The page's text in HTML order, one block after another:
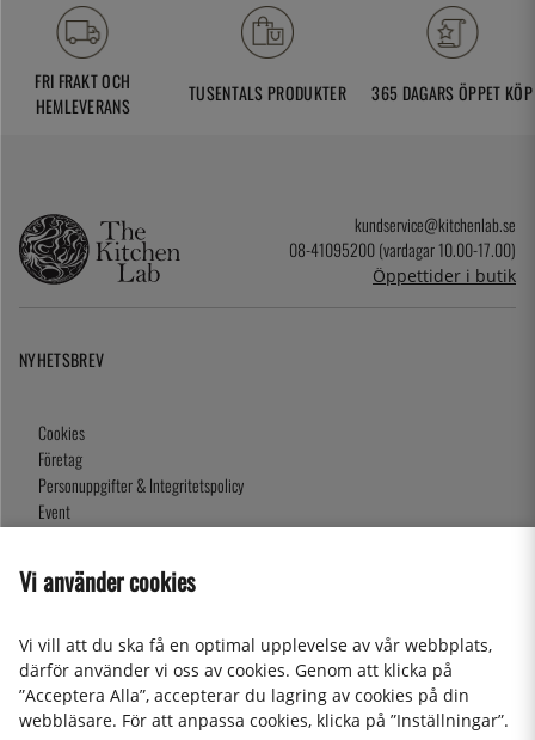
FRI FRAKT OCH
HEMLEVERANS
TUSENTALS PRODUKTER 365 DAGARS ÖPPET KÖP
kundservice@kitchenlab.se
08-41095200 (vardagar 10.00-17.00)
Öppettider i butik
NYHETSBREV
Cookies
Företag
Personuppgifter & Integritetspolicy
Event
Presentkort
2026 KitchenLab AB
Vi använder cookies
Vi vill att du ska få en optimal upplevelse av vår webbplats,
därför använder vi oss av cookies. Genom att klicka på
”Acceptera Alla”, accepterar du lagring av cookies på din
webbläsare. För att anpassa cookies, klicka på ”Inställningar”.